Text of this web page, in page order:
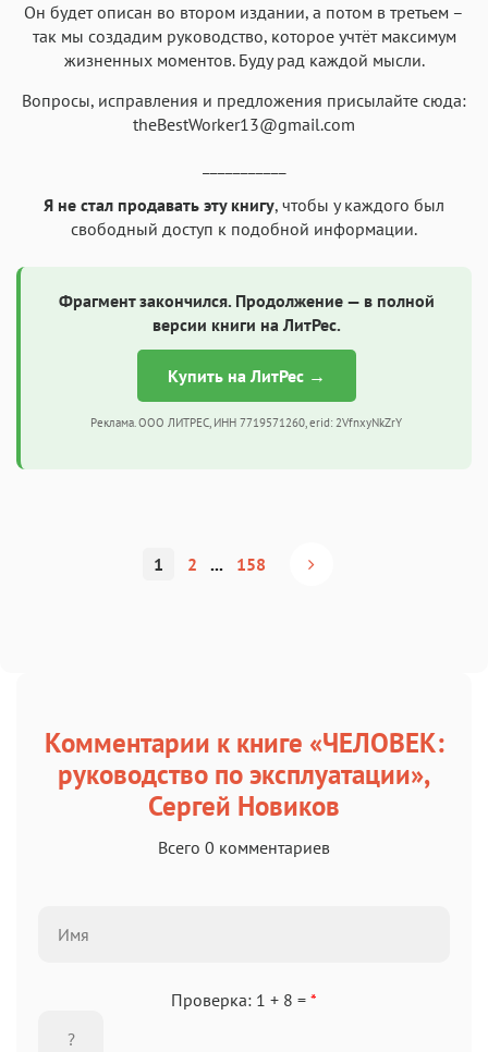
Он будет описан во втором издании, а потом в третьем –
так мы создадим руководство, которое учтёт максимум
жизненных моментов. Буду рад каждой мысли.
Вопросы, исправления и предложения присылайте сюда:
theBestWorker13@gmail.com
Я не стал продавать эту книгу, чтобы у каждого был
свободный доступ к подобной информации.
Фрагмент закончился. Продолжение — в полной
версии книги на ЛитРес.
Купить на ЛитРес →
Реклама. ООО ЛИТРЕС, ИНН 7719571260, erid: 2VfnxyNkZrY
1 2 ... 158
Комментарии к книге «ЧЕЛОВЕК:
руководство по эксплуатации»,
Сергей Новиков
Всего 0 комментариев
Проверка: 1 + 8 = *